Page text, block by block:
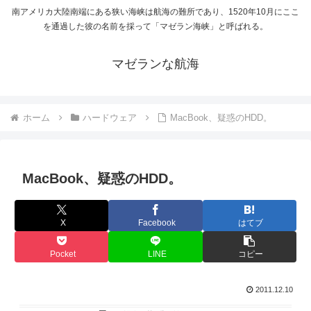
南アメリカ大陸南端にある狭い海峡は航海の難所であり、1520年10月にここ
を通過した彼の名前を採って「マゼラン海峡」と呼ばれる。
マゼランな航海
ホーム ハードウェア MacBook、疑惑のHDD。
MacBook、疑惑のHDD。
X Facebook はてブ
Pocket LINE コピー
2011.12.10